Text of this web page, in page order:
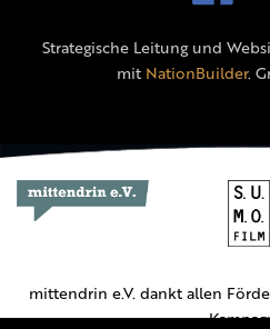
Strategische Leitung und
mit NationBuilder.
mittendrin e.V. dankt allen